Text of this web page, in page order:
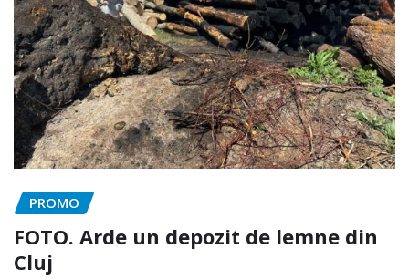
PROMO
FOTO. Arde un depozit de lemne din
Cluj